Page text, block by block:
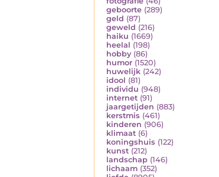
geboorte (289)
geld (87)
geweld (216)
haiku (1669)
heelal (198)
hobby (86)
humor (1520)
huwelijk (242)
idool (81)
individu (948)
internet (91)
jaargetijden (883)
kerstmis (461)
kinderen (906)
klimaat (6)
koningshuis (122)
kunst (212)
landschap (146)
lichaam (352)